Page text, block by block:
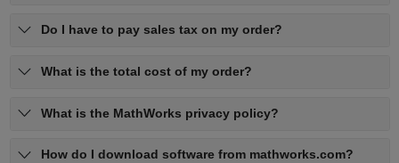
Do I have to pay sales tax on my order?
What is the total cost of my order?
What is the MathWorks privacy policy?
How do I download software from mathworks.com?